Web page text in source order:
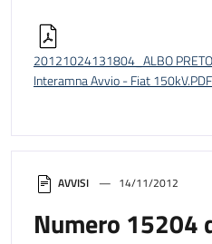
AVVISI 14/11/2012
Numero 15204
20121024131804_ALBO
Interamna Avvio - Fiat 150kV.PDF